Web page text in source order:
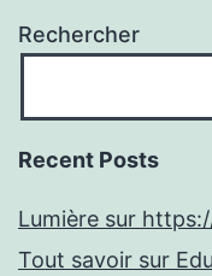
Rechercher
Recent Posts
Lumière sur
Tout savoir sur